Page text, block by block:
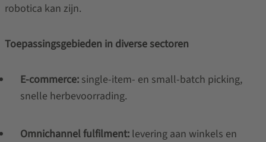
robotica kan zijn.
Toepassingsgebieden in diverse sectoren
E-commerce:single-item- en small-batch picking,
snelle herbevoorrading.
Omnichannel fulfilment:levering aan winkels en